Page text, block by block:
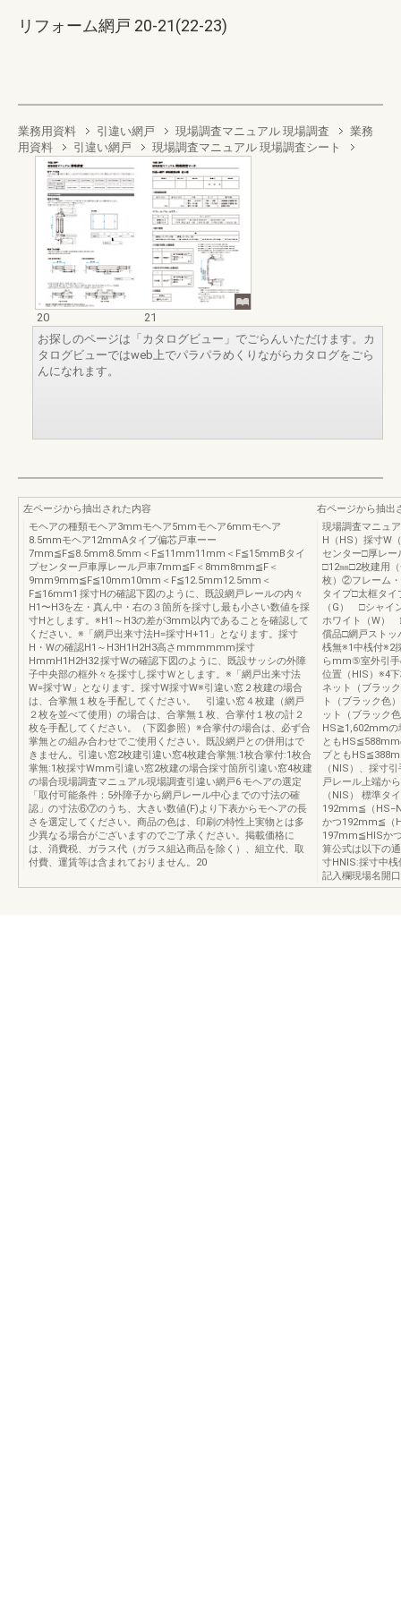
リフォーム網戸 20-21(22-23)
業務用資料 引違い網戸 現場調査マニュアル 現場調査
業務
用資料
引違い網戸 現場調査マニュアル 現場調査シート
20
21
お探しのページは「カタログビュー」でごらんいただけます。カ
タログビューではweb上でパラパラめくりながらカタログをごら
んになれます。
左ページから抽出された内容
モヘアの種類モヘア3mmモヘア5mmモヘア6mmモヘア
8.5mmモヘア12mmAタイプ偏芯戸車ーー
7mm≦F≦8.5mm8.5mm＜F≦11mm11mm＜F≦15mmBタイ
プセンター戸車厚レール戸車7mm≦F＜8mm8mm≦F＜
9mm9mm≦F≦10mm10mm＜F≦12.5mm12.5mm＜
F≦16mm1 採寸Hの確認下図のように、既設網戸レールの内々
H1〜H3を左・真ん中・右の３箇所を採寸し最も小さい数値を採
寸Hとします。※H1～H3の差が3mm以内であることを確認して
ください。※「網戸出来寸法H=採寸H+11」となります。採寸
H・Wの確認H1～H3H1H2H3高さmmmmmm採寸
HmmH1H2H32 採寸Wの確認下図のように、既設サッシの外障
子中央部の框外々を採寸し採寸Ｗとします。※「網戸出来寸法
W=採寸W」となります。採寸W採寸W※引違い窓２枚建の場合
は、合掌無１枚を手配してください。 引違い窓４枚建（網戸
２枚を並べて使用）の場合は、合掌無１枚、合掌付１枚の計２
枚を手配してください。（下図参照）※合掌付の場合は、必ず合
掌無との組み合わせでご使用ください。既設網戸との併用はで
きません。引違い窓2枚建引違い窓4枚建合掌無:1枚合掌付:1枚合
掌無:1枚採寸Wmm引違い窓2枚建の場合採寸箇所引違い窓4枚建
の場合現場調査マニュアル現場調査引違い網戸6 モヘアの選定
「取付可能条件：5外障子から網戸レール中心までの寸法の確
認」の寸法⑥⑦のうち、大きい数値(F)より下表からモヘアの長
さを選定してください。商品の色は、印刷の特性上実物とは多
少異なる場合がございますのでご了承ください。掲載価格に
は、消費税、ガラス代（ガラス組込商品を除く）、組立代、取
付費、運賃等は含まれておりません。20
右ページから抽出
現場調査マニュ
H（HS）採寸W
センター□厚レ
□12㎜□2枚建用
枚）②フレーム
タイプ□太框タ
（G） □シャイ
ホワイト（W）
償品□網戸スト
桟無※1中桟付※2
らmm⑤室外引手
位置（HIS）※4
ネット（ブラッ
ト（ブラック
ット（ブラック
HS≧1,602mmの
ともHS≦588mm
プとも
（NIS）、採寸
戸レール上端か
（NIS） 標準
192mm≦（
かつ192mm≦（
197mm≦HISか
算公式は以下の
寸HNIS:採寸中
記入欄現場名